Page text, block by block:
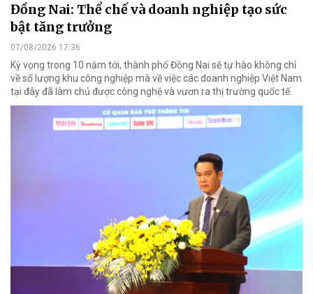
Đồng Nai: Thể chế và doanh nghiệp tạo sức
bật tăng trưởng
07/08/2026 17:36
Kỳ vọng trong 10 năm tới, thành phố Đồng Nai sẽ tự hào không chỉ
về số lượng khu công nghiệp mà về việc các doanh nghiệp Việt Nam
tại đây đã làm chủ được công nghệ và vươn ra thị trường quốc tế.